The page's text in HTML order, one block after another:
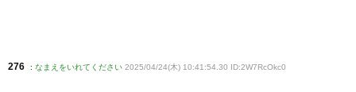
276 : なまえをいれてください 2025/04/24(木) 10:41:54.30 ID:2W7RcOkc0